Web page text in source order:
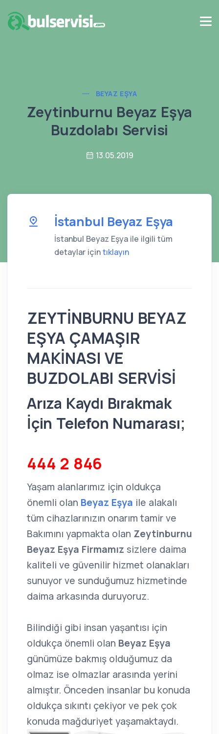
BEYAZ EŞYA
Zeytinburnu Beyaz Eşya
Buzdolabı Servisi
13.05.2019
İstanbul Beyaz Eşya
İstanbul Beyaz Eşya ile ilgili tüm
detaylar içintıklayın
ZEYTİNBURNU BEYAZ
EŞYA ÇAMAŞIR
MAKİNASI VE
BUZDOLABI SERVİSİ
Arıza Kaydı Bırakmak
İçin Telefon Numarası;
444 2 846
Yaşam alanlarımız için oldukça
önemli olan Beyaz Eşya ile alakalı
tüm cihazlarınızın onarım tamir ve
Bakımını yapmakta olan Zeytinburnu
Beyaz Eşya Firmamız sizlere daima
kaliteli ve güvenilir hizmet olanakları
sunuyor ve sunduğumuz hizmetinde
daima arkasında duruyoruz.
Bilindiği gibi insan yaşantısı için
oldukça önemli olan Beyaz Eşya
günümüze bakmış olduğumuz da
olmaz ise olmazlar arasında yerini
almıştır. Önceden insanlar bu konuda
oldukça sıkıntı çekiyor ve pek çok
konuda mağduriyet yaşamaktaydı.